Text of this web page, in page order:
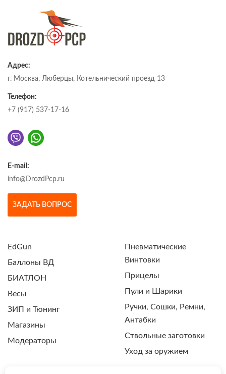
Адрес:
г. Москва, Люберцы, Котельнический проезд 13
Телефон:
+7 (917) 537-17-16
E-mail:
info@DrozdPcp.ru
ЗАДАТЬ ВОПРОС
EdGun
Баллоны ВД
БИАТЛОН
Весы
ЗИП и Тюнинг
Магазины
Модераторы
Пневматические
Винтовки
Прицелы
Пули и Шарики
Ручки, Сошки, Ремни,
Антабки
Ствольные заготовки
Уход за оружием